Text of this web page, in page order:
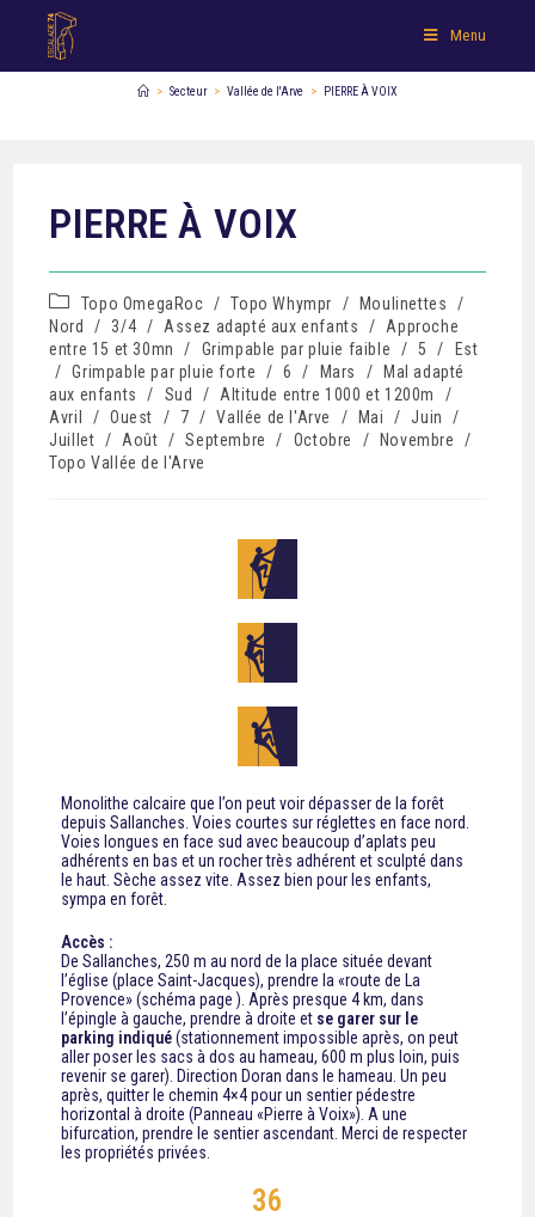
Menu
> Secteur > Vallée de l'Arve > PIERRE À VOIX
PIERRE À VOIX
Topo OmegaRoc / Topo Whympr / Moulinettes
/
Nord
/ 3/4 / Assez adapté aux enfants /
Approche
entre 15 et 30mn
/ Grimpable par pluie faible / 5 /
Est
/ Grimpable par pluie forte / 6 / Mars /
Mal adapté
aux enfants
/ Sud / Altitude entre 1000 et 1200m
/
Avril
/ Ouest / 7 / Vallée de l'Arve / Mai / Juin
/
Juillet / Août / Septembre / Octobre / Novembre
/
Topo Vallée de l'Arve
Monolithe calcaire que l’on peut voir dépasser de la forêt
depuis Sallanches. Voies courtes sur réglettes en face nord.
Voies longues en face sud avec beaucoup d’aplats peu
adhérents en bas et un rocher très adhérent et sculpté dans
le haut. Sèche assez vite. Assez bien pour les enfants,
sympa en forêt.
Accès :
De Sallanches, 250 m au nord de la place située devant
l’église (place Saint-Jacques), prendre la «route de La
Provence» (schéma page ). Après presque 4 km, dans
l’épingle à gauche, prendre à droite et se garer sur le
parking indiqué(stationnement impossible après, on peut
aller poser les sacs à dos au hameau, 600 m plus loin, puis
revenir se garer). Direction Doran dans le hameau. Un peu
après, quitter le chemin 4×4 pour un sentier pédestre
horizontal à droite (Panneau «Pierre à Voix»). A une
bifurcation, prendre le sentier ascendant. Merci de respecter
les propriétés privées.
36